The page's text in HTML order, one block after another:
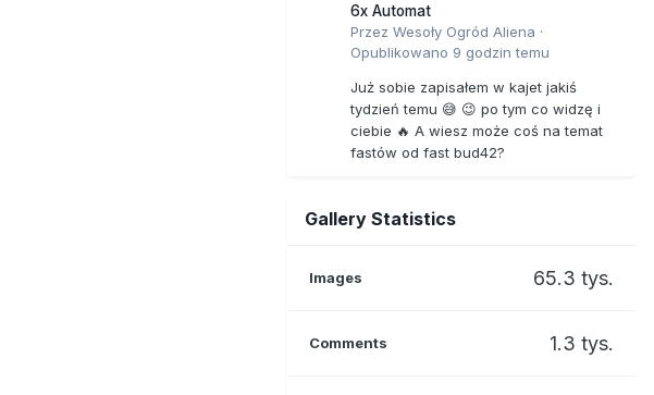
6x Automat
Przez Wesoły Ogród Aliena ·
Opublikowano 9 godzin temu
Już sobie zapisałem w kajet jakiś
tydzień temu 😅 😉 po tym co widzę i
ciebie 🔥 A wiesz może coś na temat
fastów od fast bud42?
Gallery Statistics
Images 65.3 tys.
Comments 1.3 tys.